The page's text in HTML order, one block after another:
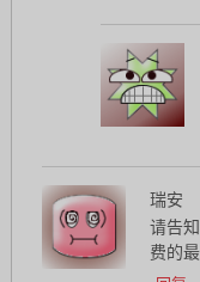
瑞安
请告
费的